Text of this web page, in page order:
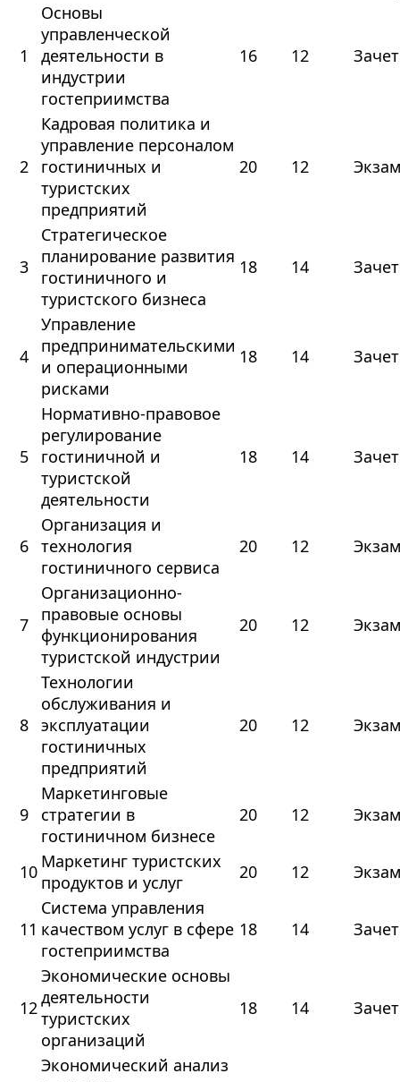
1
Основы
управленческой
деятельности в
индустрии
гостеприимства
16 12 Зачет
2
Кадровая политика и
управление персоналом
гостиничных и
туристских
предприятий
20 12
3
Стратегическое
планирование развития
гостиничного и
туристского бизнеса
18 14 Зачет
4
Управление
предпринимательскими
и операционными
рисками
18 14 Зачет
5
Нормативно-правовое
регулирование
гостиничной и
туристской
деятельности
18 14 Зачет
6
Организация и
технология
гостиничного сервиса
20 12
7
Организационно-
правовые основы
функционирования
туристской индустрии
20 12
8
Технологии
обслуживания и
эксплуатации
гостиничных
предприятий
20 12
9
Маркетинговые
стратегии в
гостиничном бизнесе
20 12
10 Маркетинг туристских
продуктов и услуг
20 12
11
Система управления
качеством услуг в сфере
гостеприимства
18 14 Зачет
12
Экономические основы
деятельности
туристских
организаций
18 14 Зачет
Экономический анализ